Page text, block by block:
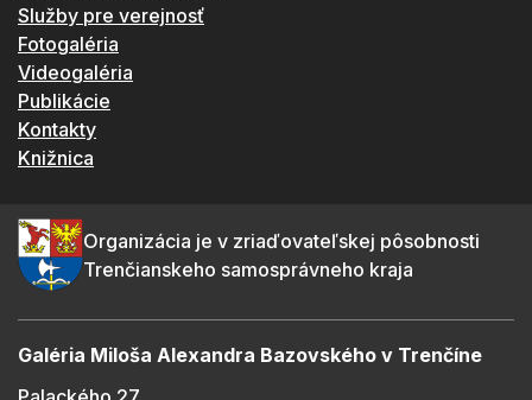
Služby pre verejnosť
Fotogaléria
Videogaléria
Publikácie
Kontakty
Knižnica
Organizácia je v zriaďovateľskej pôsobnosti
Trenčianskeho samosprávneho kraja
Galéria Miloša Alexandra Bazovského v Trenčíne